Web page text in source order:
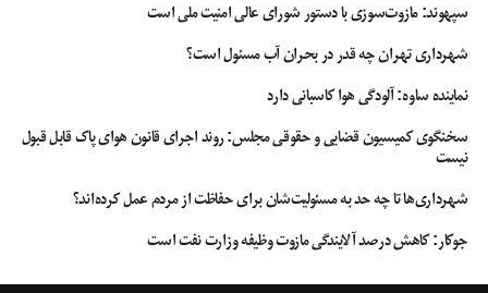
سپهوند:‌ مازوت‌سوزی با دستور شورای عالی امنیت ملی است
شهرداری تهران چه قدر در بحران آب مسئول است؟
نماینده ساوه: آلودگی هوا کاسبانی دارد
سخنگوی کمیسیون قضایی و حقوقی مجلس: روند اجرای قانون هوای پاک قابل قبول
نیست
شهرداری‌ها تا چه حد به مسئولیت‌شان برای حفاظت از مردم عمل کرده‌اند؟
جوکار: کاهش درصد آلایندگی مازوت وظیفه وزارت نفت است